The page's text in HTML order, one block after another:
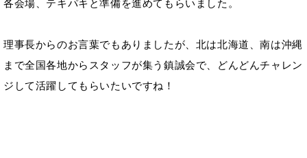
各会場、テキパキと準備を進めてもらいました。
理事長からのお言葉でもありましたが、北は北海道、南は沖縄
まで全国各地からスタッフが集う鎮誠会で、どんどんチャレン
ジして活躍してもらいたいですね！